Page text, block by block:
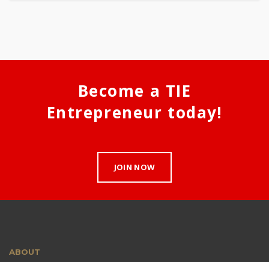
Become a TIE
Entrepreneur today!
JOIN NOW
ABOUT